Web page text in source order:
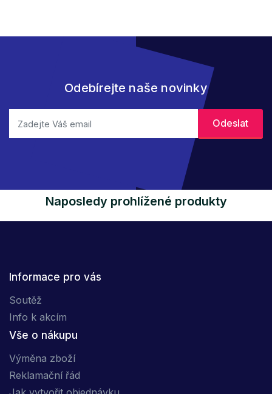
Odebírejte naše novinky
Naposledy prohlížené produkty
Informace pro vás
Soutěž
Info k akcím
Vše o nákupu
Výměna zboží
Reklamační řád